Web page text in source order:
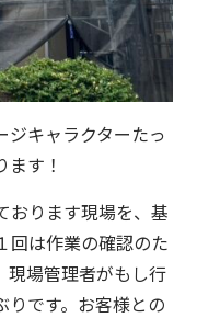
ジキャラクターたっ
す！
おります現場を、基
回は作業の確認のた
現場管理者がもし行
りです。お客様との